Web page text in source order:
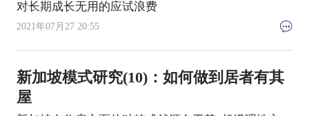
对长期成长无用的应试浪费
2021年07月27 20:55
新加坡模式研究(10)：如何做到居者有其
屋